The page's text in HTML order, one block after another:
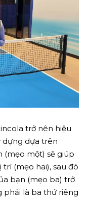
trở nên hiệu
dựng dựa trên
(mẹo một) sẽ giúp
(mẹo hai), sau đó
bạn (mẹo ba) trở
phải là ba thứ riêng